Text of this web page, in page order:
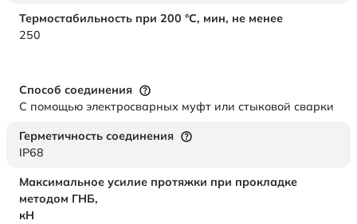
Термостабильность при 200 °С, мин, не менее
250
Способ соединения
С помощью электросварных муфт или стыковой сварки
Герметичность соединения
IP68
Максимальное усилие протяжки при прокладке
методом ГНБ,
кН